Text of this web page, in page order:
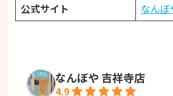
公式サイト
なんぼ
なんぼや 吉祥寺店
4.9